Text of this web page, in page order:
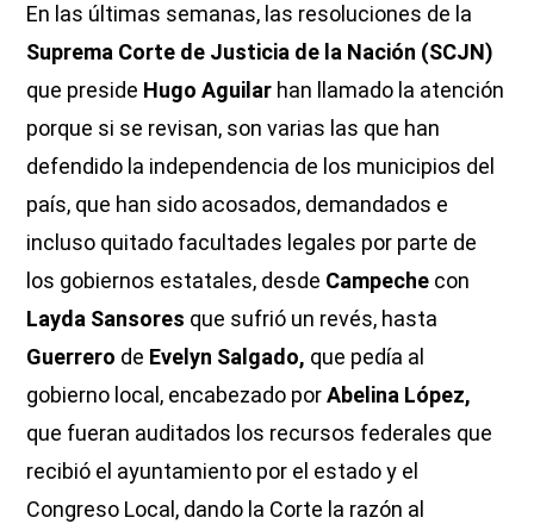
En las últimas semanas, las resoluciones de la
Suprema Corte de Justicia de la Nación (SCJN)
que preside Hugo Aguilar han llamado la atención
porque si se revisan, son varias las que han
defendido la independencia de los municipios del
país, que han sido acosados, demandados e
incluso quitado facultades legales por parte de
los gobiernos estatales, desde Campeche con
Layda Sansores que sufrió un revés, hasta
Guerrero de Evelyn Salgado, que pedía al
gobierno local, encabezado porAbelina López,
que fueran auditados los recursos federales que
recibió el ayuntamiento por el estado y el
Congreso Local, dando la Corte la razón al